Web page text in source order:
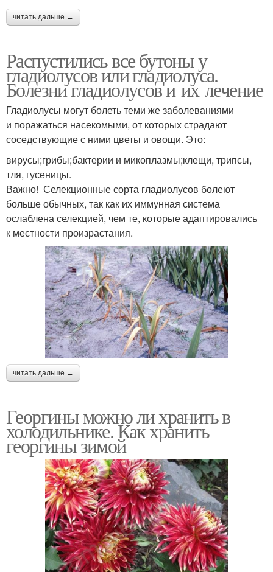
читать дальше →
Распустились все бутоны у
гладиолусов или гладиолуса.
Болезни гладиолусов и их лечение
Гладиолусы могут болеть теми же заболеваниями
и поражаться насекомыми, от которых страдают
соседствующие с ними цветы и овощи. Это:
вирусы;грибы;бактерии и микоплазмы;клещи, трипсы,
тля, гусеницы.
Важно! Селекционные сорта гладиолусов болеют
больше обычных, так как их иммунная система
ослаблена селекцией, чем те, которые адаптировались
к местности произрастания.
читать дальше →
Георгины можно ли хранить в
холодильнике. Как хранить
георгины зимой